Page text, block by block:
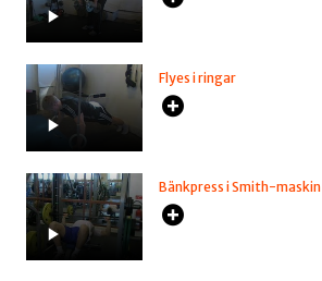
Flyes i ringar
Bänkpress i Smith-maskin